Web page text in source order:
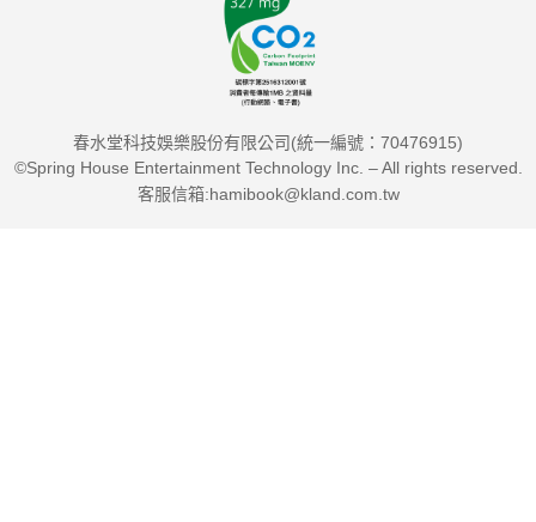
春水堂科技娛樂股份有限公司(統一編號：70476915)
©Spring House Entertainment Technology Inc. – All rights reserved.
客服信箱:hamibook@kland.com.tw